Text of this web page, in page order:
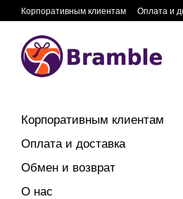
Перейти к основному контенту
Корпоративным клиентам Оплата и
Корпоративным клиентам
Оплата и доставка
Обмен и возврат
О нас